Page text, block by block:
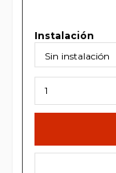
Instalación